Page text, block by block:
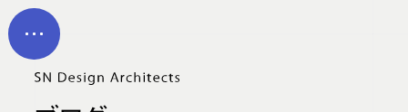
メイン コンテンツにスキップ
MEN